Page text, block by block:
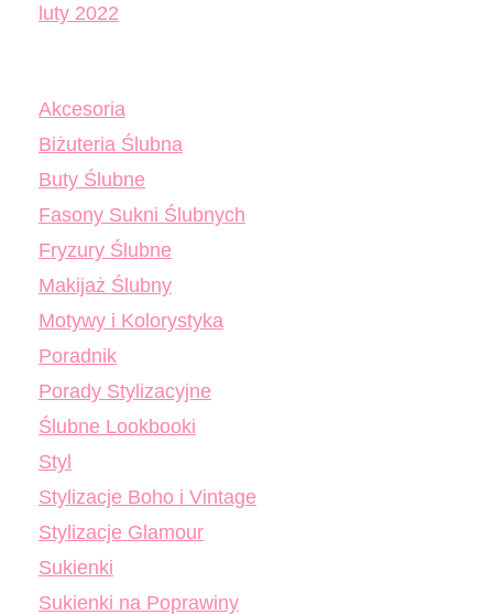
luty 2022
Akcesoria
Biżuteria Ślubna
Buty Ślubne
Fasony Sukni Ślubnych
Fryzury Ślubne
Makijaż Ślubny
Motywy i Kolorystyka
Poradnik
Porady Stylizacyjne
Ślubne Lookbooki
Styl
Stylizacje Boho i Vintage
Stylizacje Glamour
Sukienki
Sukienki na Poprawiny